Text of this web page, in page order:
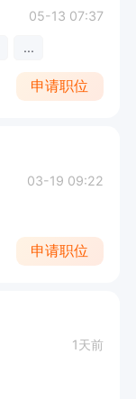
05-13 07:37
...
申请职位
03-19 09:22
申请职位
1天前